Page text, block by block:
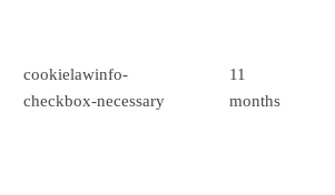
cookielawinfo-
checkbox-necessary
11
months